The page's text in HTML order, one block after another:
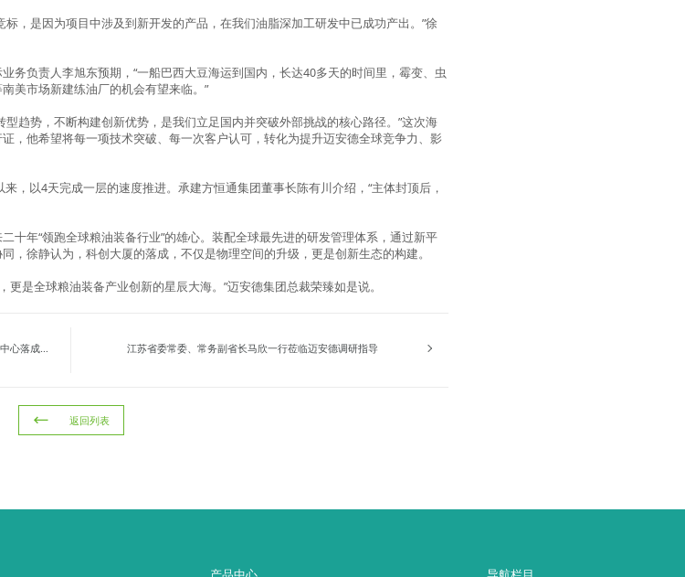
，是因为项目中涉及到新开发的产品，在我们油脂深加工研发中已成功产出。”徐
务负责人李旭东预期，“一船巴西大豆海运到国内，长达40多天的时间里，霉变、虫
美市场新建练油厂的机会有望来临。”
趋势，不断构建创新优势，是我们立足国内并突破外部挑战的核心路径。”这次海
，他希望将每一项技术突破、每一次客户认可，转化为提升迈安德全球竞争力、影
，以4天完成一层的速度推进。承建方恒通集团董事长陈有川介绍，“主体封顶后，
十年“领跑全球粮油装备行业”的雄心。装配全球最先进的研发管理体系，通过新平
，徐静认为，科创大厦的落成，不仅是物理空间的升级，更是创新生态的构建。
更是全球粮油装备产业创新的星辰大海。”迈安德集团总裁荣臻如是说。
仪式圆满举行 江苏省委常委、常务副省长马欣一行莅临迈安德调研指导
返回列表